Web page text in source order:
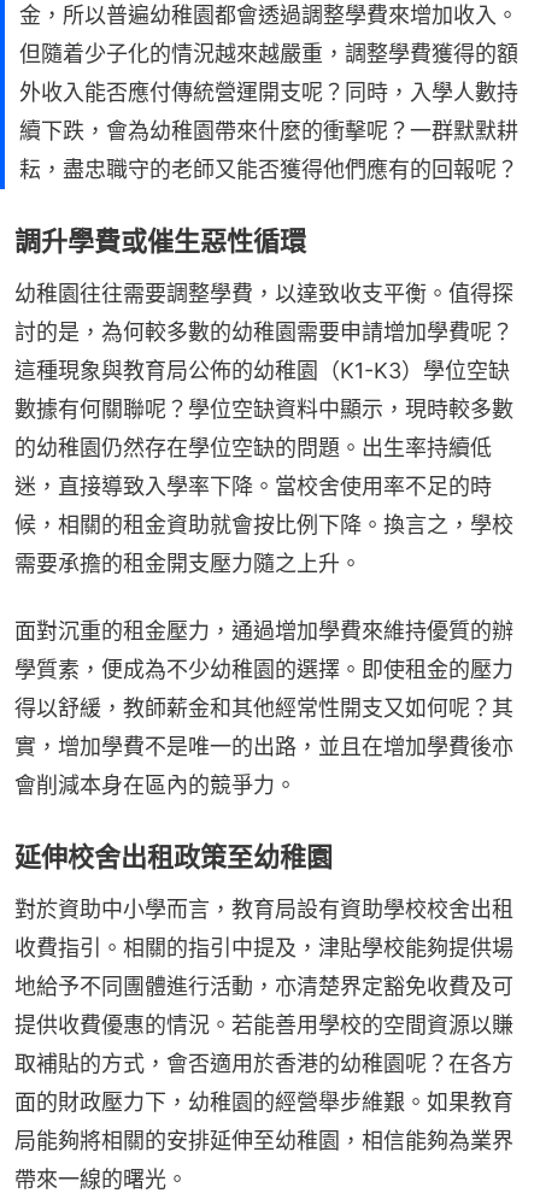
金，所以普遍幼稚園都會透過調整學費來增加收入。
但隨着少子化的情況越來越嚴重，調整學費獲得的額
外收入能否應付傳統營運開支呢？同時，入學人數持
續下跌，會為幼稚園帶來什麼的衝擊呢？一群默默耕
耘，盡忠職守的老師又能否獲得他們應有的回報呢？
調升學費或催生惡性循環
幼稚園往往需要調整學費，以達致收支平衡。值得探
討的是，為何較多數的幼稚園需要申請增加學費呢？
這種現象與教育局公佈的幼稚園（K1-K3）學位空缺
數據有何關聯呢？學位空缺資料中顯示，現時較多數
的幼稚園仍然存在學位空缺的問題。出生率持續低
迷，直接導致入學率下降。當校舍使用率不足的時
候，相關的租金資助就會按比例下降。換言之，學校
需要承擔的租金開支壓力隨之上升。
面對沉重的租金壓力，通過增加學費來維持優質的辦
學質素，便成為不少幼稚園的選擇。即使租金的壓力
得以舒緩，教師薪金和其他經常性開支又如何呢？其
實，增加學費不是唯一的出路，並且在增加學費後亦
會削減本身在區內的競爭力。
延伸校舍出租政策至幼稚園
對於資助中小學而言，教育局設有資助學校校舍出租
收費指引。相關的指引中提及，津貼學校能夠提供場
地給予不同團體進行活動，亦清楚界定豁免收費及可
提供收費優惠的情況。若能善用學校的空間資源以賺
取補貼的方式，會否適用於香港的幼稚園呢？在各方
面的財政壓力下，幼稚園的經營舉步維艱。如果教育
局能夠將相關的安排延伸至幼稚園，相信能夠為業界
帶來一線的曙光。